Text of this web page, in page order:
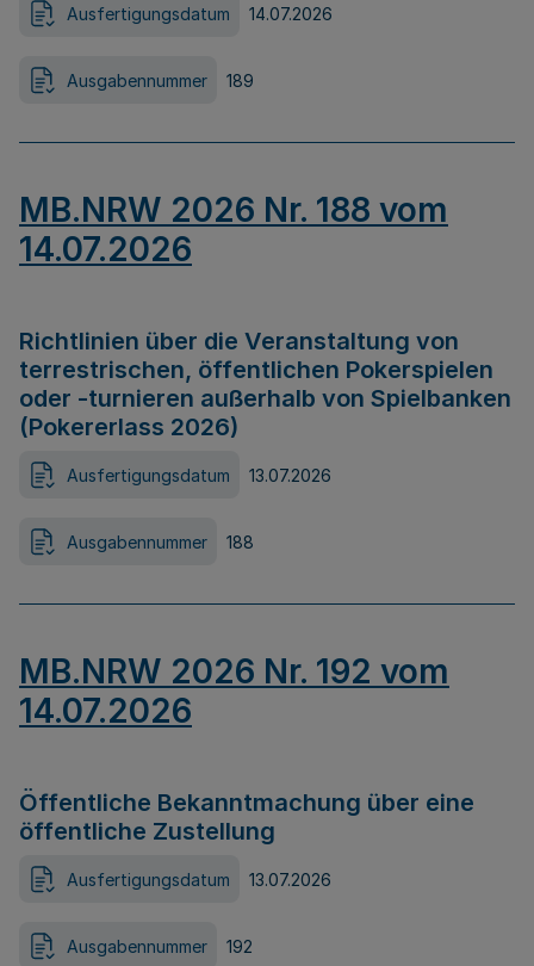
Ausfertigungsdatum 14.07.2026
Ausgabennummer 189
MB.NRW 2026 Nr. 188 vom
14.07.2026
Richtlinien über die Veranstaltung von
terrestrischen, öffentlichen Pokerspielen
oder -turnieren außerhalb von Spielbanken
(Pokererlass 2026)
Ausfertigungsdatum 13.07.2026
Ausgabennummer 188
MB.NRW 2026 Nr. 192 vom
14.07.2026
Öffentliche Bekanntmachung über eine
öffentliche Zustellung
Ausfertigungsdatum 13.07.2026
Ausgabennummer 192